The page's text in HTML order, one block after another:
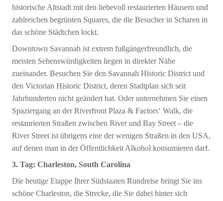
historische Altstadt mit den liebevoll restaurierten Häusern und
zahlreichen begrünten Squares, die die Besucher in Scharen in
das schöne Städtchen lockt.
Downtown Savannah ist extrem fußgängerfreundlich, die
meisten Sehenswürdigkeiten liegen in direkter Nähe
zueinander. Besuchen Sie den Savannah Historic District und
den Victorian Historic District, deren Stadtplan sich seit
Jahrhunderten nicht geändert hat. Oder unternehmen Sie einen
Spaziergang an der Riverfront Plaza & Factors‘ Walk, die
restaurierten Straßen zwischen River und Bay Street – die
River Street ist übrigens eine der wenigen Straßen in den USA,
auf denen man in der Öffentlichkeit Alkohol konsumieren darf.
3. Tag: Charleston, South Carolina
Die heutige Etappe Ihrer Südstaaten Rundreise bringt Sie ins
schöne Charleston, die Strecke, die Sie dabei hinter sich